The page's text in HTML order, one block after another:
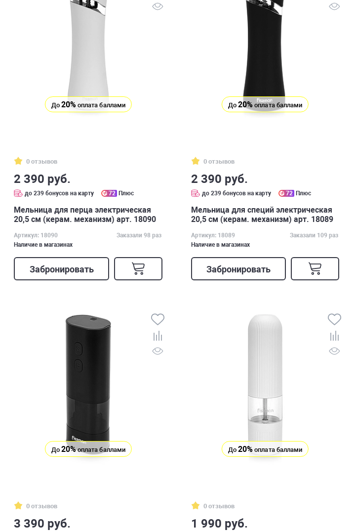
До 20% оплата баллами
0 отзывов
2 390 руб.
до 239 бонусов на карту 72 Плюс
Мельница для перца электрическая
20,5 см (керам. механизм) арт. 18090
Артикул: 18090
Заказали 98 раз
Наличие в магазинах
Забронировать
До20% оплата баллами
0 отзывов
2 390 руб.
до 239 бонусов на карту 72 Плюс
Мельница для специй электрическая
20,5 см (керам. механизм) арт. 18089
Артикул: 18089
Заказали 109 раз
Наличие в магазинах
Забронировать
До 20%оплата баллами
0 отзывов
3 390 руб.
До20% оплата баллами
0 отзывов
1 990 руб.